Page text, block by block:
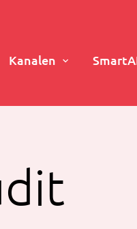
Kanalen